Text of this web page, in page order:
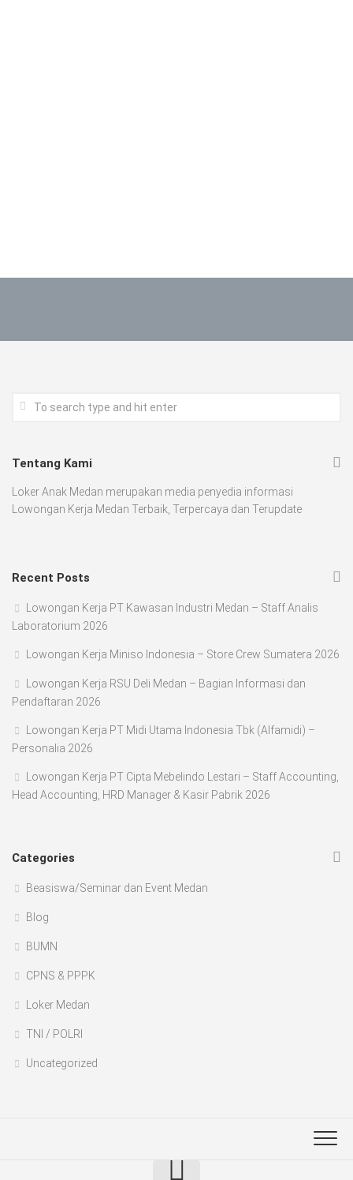
Tentang Kami
Loker Anak Medan merupakan media penyedia informasi
Lowongan Kerja Medan Terbaik, Terpercaya dan Terupdate
Recent Posts
Lowongan Kerja PT Kawasan Industri Medan – Staff Analis
Laboratorium 2026
Lowongan Kerja Miniso Indonesia – Store Crew Sumatera 2026
Lowongan Kerja RSU Deli Medan – Bagian Informasi dan
Pendaftaran 2026
Lowongan Kerja PT Midi Utama Indonesia Tbk (Alfamidi) –
Personalia 2026
Lowongan Kerja PT Cipta Mebelindo Lestari – Staff Accounting,
Head Accounting, HRD Manager & Kasir Pabrik 2026
Categories
Beasiswa/Seminar dan Event Medan
Blog
BUMN
CPNS & PPPK
Loker Medan
TNI / POLRI
Uncategorized